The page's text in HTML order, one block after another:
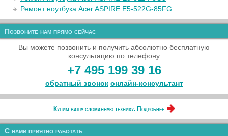
Ремонт ноутбука Acer ASPIRE E5-522G-85FG
Позвоните нам прямо сейчас
Вы можете позвонить и получить абсолютно бесплатную
консультацию по телефону
+7 495 199 39 16
обратный звонок онлайн‑консультант
Купим вашу сломанную технику. Подробнее
С нами приятно работать